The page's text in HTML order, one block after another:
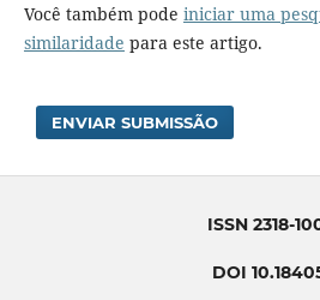
Você também pode iniciar uma
similaridade para este artigo.
ENVIAR SUBMISSÃO
ISSN 2318-
DOI